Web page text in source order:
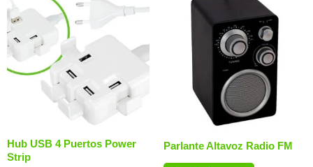
Hub USB 4 Puertos Power
Strip
Parlante Altavoz Radio FM